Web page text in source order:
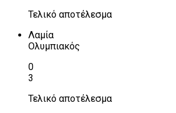
Τελικό αποτέλεσμα
Λαμία
Ολυμπιακός
0
3
Τελικό αποτέλεσμα